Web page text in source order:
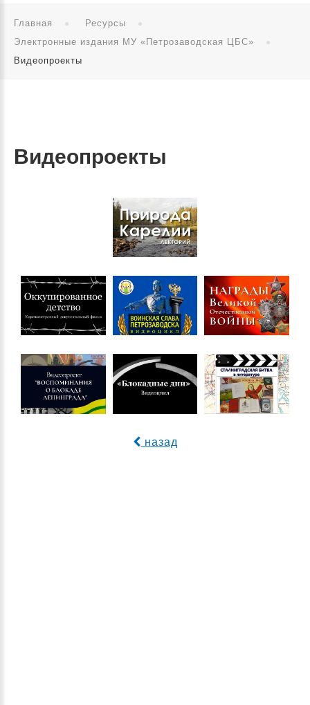
Главная
Ресурсы
Электронные издания МУ «Петрозаводская ЦБС»
Видеопроекты
Видеопроекты
назад